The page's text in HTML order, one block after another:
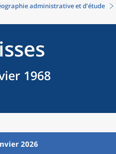
administrative et d’étude
1968
2026